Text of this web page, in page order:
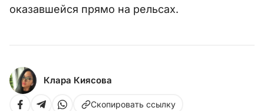
оказавшейся прямо на рельсах.
Клара Киясова
Скопировать ссылку